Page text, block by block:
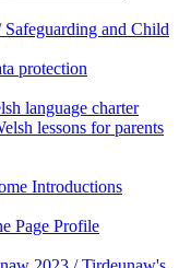
and Child
protection
language charter
lessons for parents
Introductions
Page Profile